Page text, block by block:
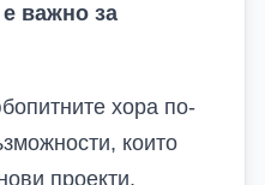
важно за
хора по-
които
проекти,